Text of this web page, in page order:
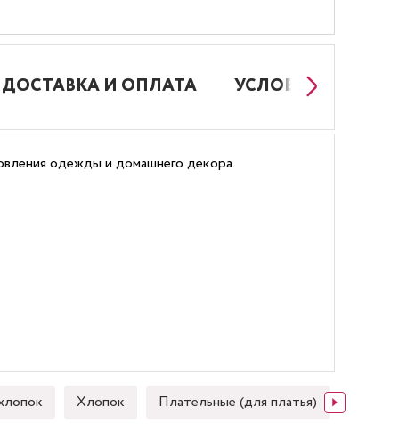
ДОСТАВКА И ОПЛАТА УСЛОВИЯ РАБОТЫ
одежды и домашнего декора.
Хлопок Плательные (для платья)